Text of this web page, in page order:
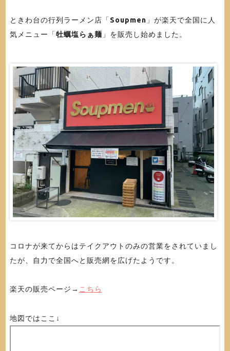
ときわ台の行列ラーメン店「 Soupmen 」が楽天で全国に人
気メニュー「牡蠣塩らぁ麺 」を販売し始めました。
コロナが来てからはテイクアウトのみの営業をされていまし
たが、自力で全国へと販売網を広げたようです。
楽天の販売ページ→ こちら
地図ではここ↓